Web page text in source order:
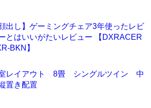
顔出し】ゲーミングチェア3年使ったレビ
とはいいがたいレビュー 【DXRACER
BKN】
レイアウト 8畳 シングルツイン 中
置き配置